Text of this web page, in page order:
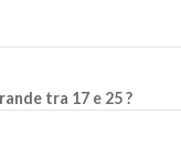
tra 17 e 25 ?